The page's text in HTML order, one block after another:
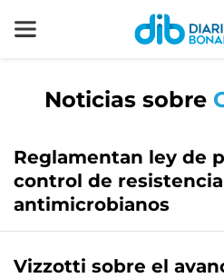
Noticias sobre
Reglamentan ley de
control de
antimicrobianos
Vizzotti sobre el